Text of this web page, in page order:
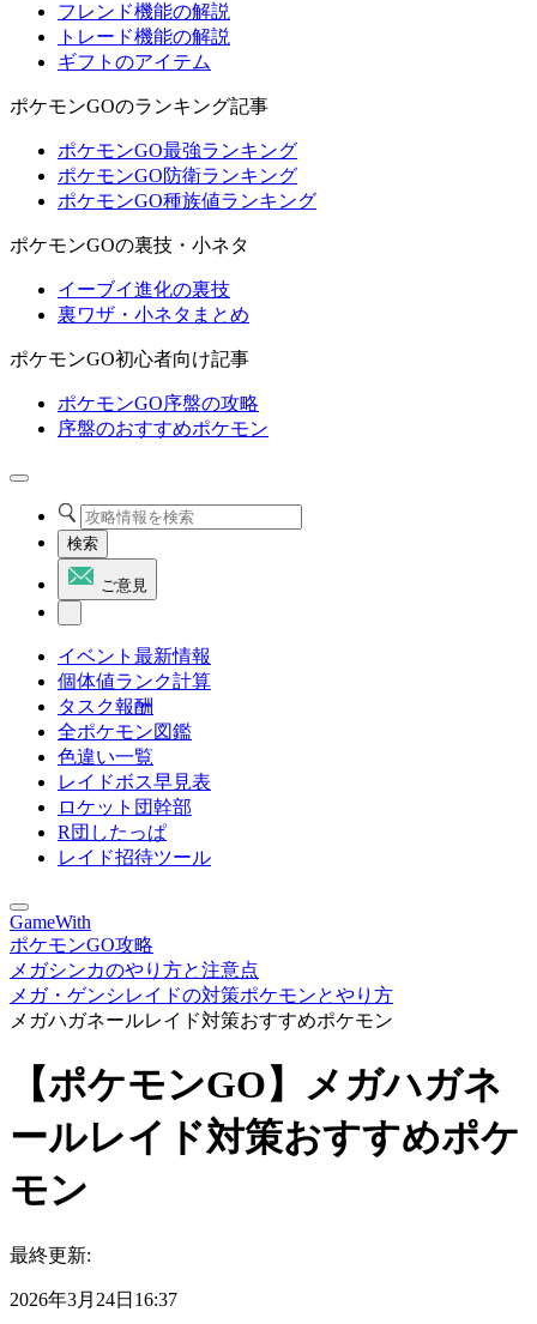
フレンド機能の解説
トレード機能の解説
ギフトのアイテム
ポケモンGOのランキング記事
ポケモンGO最強ランキング
ポケモンGO防衛ランキング
ポケモンGO種族値ランキング
ポケモンGOの裏技・小ネタ
イーブイ進化の裏技
裏ワザ・小ネタまとめ
ポケモンGO初心者向け記事
ポケモンGO序盤の攻略
序盤のおすすめポケモン
検索
ご意見
イベント最新情報
個体値ランク計算
タスク報酬
全ポケモン図鑑
色違い一覧
レイドボス早見表
ロケット団幹部
R団したっぱ
レイド招待ツール
GameWith
ポケモンGO攻略
メガシンカのやり方と注意点
メガ・ゲンシレイドの対策ポケモンとやり方
メガハガネールレイド対策おすすめポケモン
【ポケモンGO】メガハガネ
ールレイド対策おすすめポケ
モン
最終更新:
2026年3月24日16:37